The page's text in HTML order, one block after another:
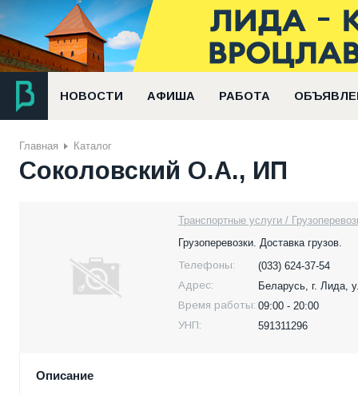
НОВОСТИ АФИША РАБОТА
Главная Каталог
Соколовский О.А., ИП
Транспортные услуги /
Грузоперевозки. Доставка грузов.
Телефоны:
(033) 624-37-54
Адрес:
Беларусь, г. Лида,
Время работы: 09:00 - 20:00
УНП:
591311296
Описание